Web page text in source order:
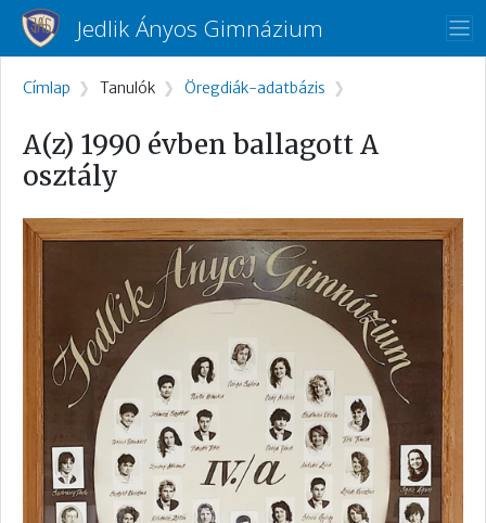
Ugrás a tartalomra
Jedlik Ányos Gimnázium
Morzsa
Címlap Tanulók Öregdiák-adatbázis
A(z) 1990 évben ballagott A
osztály